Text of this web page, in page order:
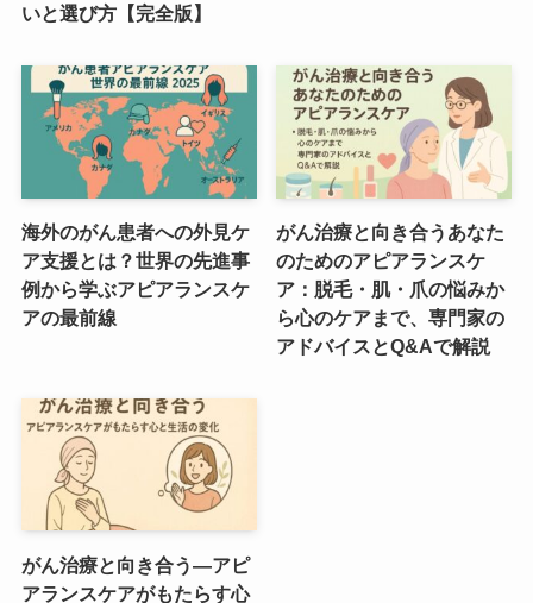
いと選び方【完全版】
海外のがん患者への外見ケ
ア支援とは？世界の先進事
例から学ぶアピアランスケ
アの最前線
がん治療と向き合うあなた
のためのアピアランスケ
ア：脱毛・肌・爪の悩みか
ら心のケアまで、専門家の
アドバイスとQ&Aで解説
がん治療と向き合う―アピ
アランスケアがもたらす心